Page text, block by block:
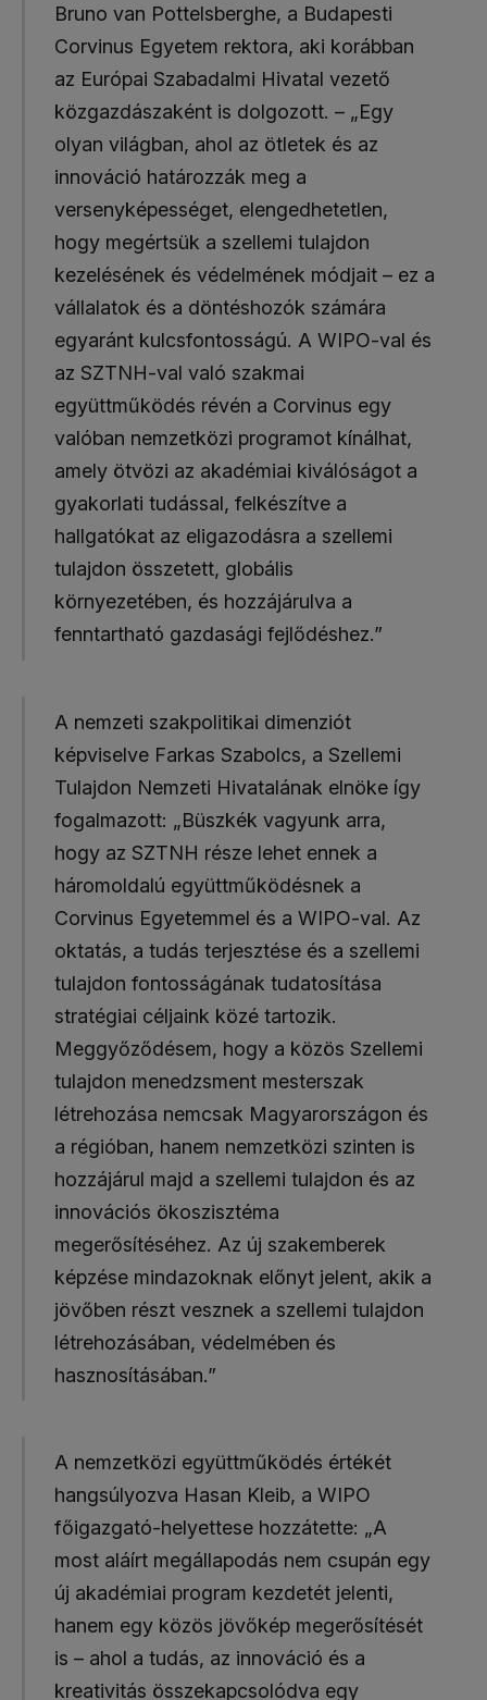
Bruno van Pottelsberghe, a Budapesti
Corvinus Egyetem rektora, aki korábban
az Európai Szabadalmi Hivatal vezető
közgazdászaként is dolgozott. – „Egy
olyan világban, ahol az ötletek és az
innováció határozzák meg a
versenyképességet, elengedhetetlen,
hogy megértsük a szellemi tulajdon
kezelésének és védelmének módjait – ez a
vállalatok és a döntéshozók számára
egyaránt kulcsfontosságú. A WIPO-val és
az SZTNH-val való szakmai
együttműködés révén a Corvinus egy
valóban nemzetközi programot kínálhat,
amely ötvözi az akadémiai kiválóságot a
gyakorlati tudással, felkészítve a
hallgatókat az eligazodásra a szellemi
tulajdon összetett, globális
környezetében, és hozzájárulva a
fenntartható gazdasági fejlődéshez.”
A nemzeti szakpolitikai dimenziót
képviselve Farkas Szabolcs, a Szellemi
Tulajdon Nemzeti Hivatalának elnöke így
fogalmazott: „Büszkék vagyunk arra,
hogy az SZTNH része lehet ennek a
háromoldalú együttműködésnek a
Corvinus Egyetemmel és a WIPO-val. Az
oktatás, a tudás terjesztése és a szellemi
tulajdon fontosságának tudatosítása
stratégiai céljaink közé tartozik.
Meggyőződésem, hogy a közös Szellemi
tulajdon menedzsment mesterszak
létrehozása nemcsak Magyarországon és
a régióban, hanem nemzetközi szinten is
hozzájárul majd a szellemi tulajdon és az
innovációs ökoszisztéma
megerősítéséhez. Az új szakemberek
képzése mindazoknak előnyt jelent, akik a
jövőben részt vesznek a szellemi tulajdon
létrehozásában, védelmében és
hasznosításában.”
A nemzetközi együttműködés értékét
hangsúlyozva Hasan Kleib, a WIPO
főigazgató-helyettese hozzátette: „A
most aláírt megállapodás nem csupán egy
új akadémiai program kezdetét jelenti,
hanem egy közös jövőkép megerősítését
is – ahol a tudás, az innováció és a
kreativitás összekapcsolódva egy